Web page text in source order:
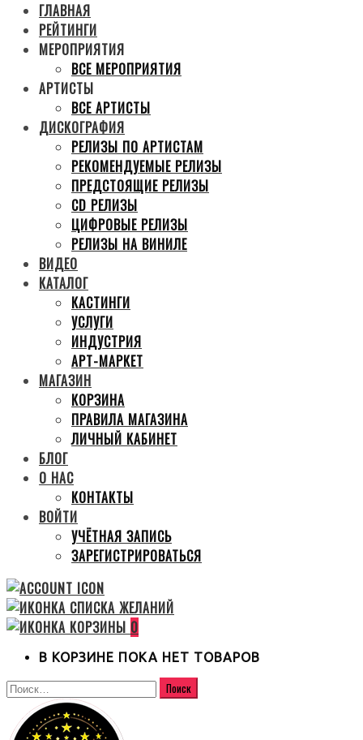
ГЛАВНАЯ
РЕЙТИНГИ
МЕРОПРИЯТИЯ
ВСЕ МЕРОПРИЯТИЯ
АРТИСТЫ
ВСЕ АРТИСТЫ
ДИСКОГРАФИЯ
РЕЛИЗЫ ПО АРТИСТАМ
РЕКОМЕНДУЕМЫЕ РЕЛИЗЫ
ПРЕДСТОЯЩИЕ РЕЛИЗЫ
CD РЕЛИЗЫ
ЦИФРОВЫЕ РЕЛИЗЫ
РЕЛИЗЫ НА ВИНИЛЕ
ВИДЕО
КАТАЛОГ
КАСТИНГИ
УСЛУГИ
ИНДУСТРИЯ
АРТ-МАРКЕТ
МАГАЗИН
КОРЗИНА
ПРАВИЛА МАГАЗИНА
ЛИЧНЫЙ КАБИНЕТ
БЛОГ
О НАС
КОНТАКТЫ
ВОЙТИ
УЧЁТНАЯ ЗАПИСЬ
ЗАРЕГИСТРИРОВАТЬСЯ
0
В КОРЗИНЕ ПОКА НЕТ ТОВАРОВ